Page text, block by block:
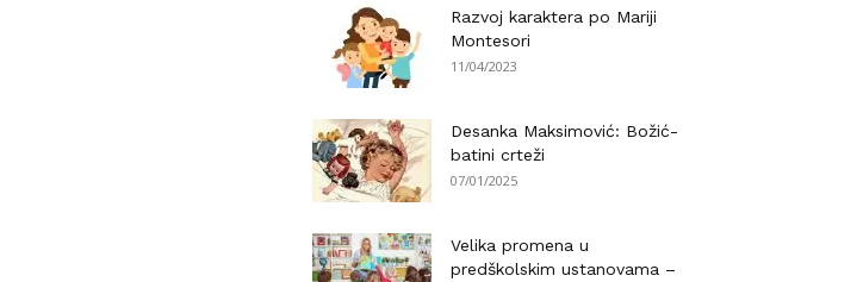
Razvoj karaktera po Mariji
Montesori
11/04/2023
Desanka Maksimović: Božić-
batini crteži
07/01/2025
Velika promena u
predškolskim ustanovama –